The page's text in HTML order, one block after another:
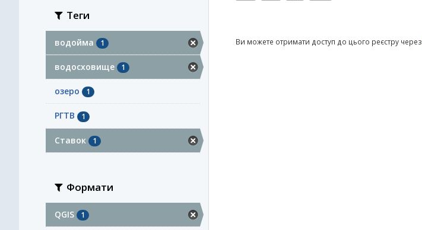
Теги
водойма 1
водосховище 1
озеро 1
РГТВ 1
Ставок 1
Формати
QGIS 1
Ви можете отримати доступ до цього реєстру через